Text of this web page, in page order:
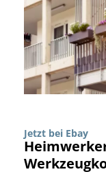
Jetzt bei Ebay